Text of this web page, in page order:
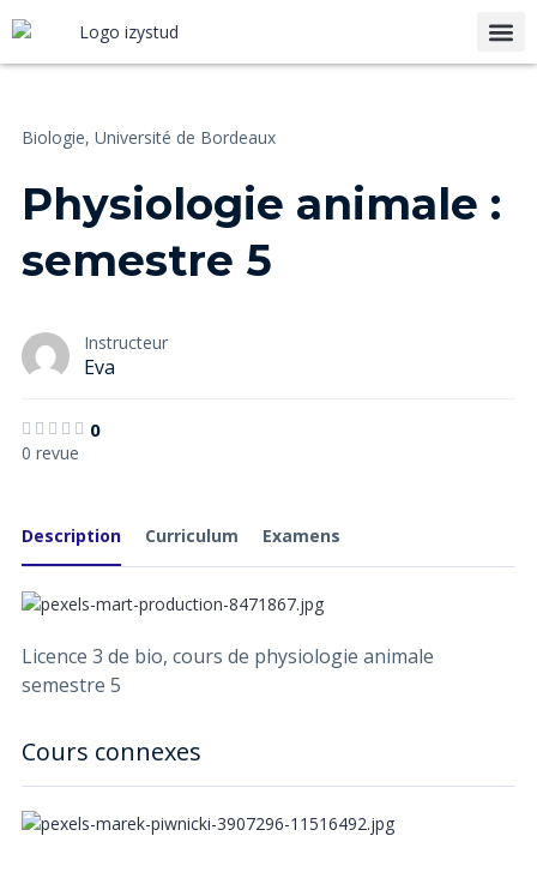
Biologie, Université de Bordeaux
Physiologie animale :
semestre 5
Instructeur
Eva
0
0 revue
Description Curriculum Examens
Licence 3 de bio, cours de physiologie animale
semestre 5
Cours connexes